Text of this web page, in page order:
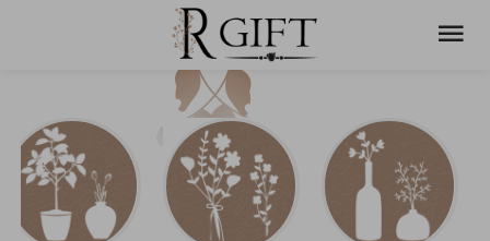
עגלת
שלך
ניקוי
הסל